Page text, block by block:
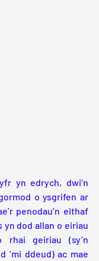
yn edrych, dwi’n
o ysgrifen ar
penodau’n eithaf
yn dod allan o eiriau
rhai geiriau (sy’n
‘mi ddeud) ac mae